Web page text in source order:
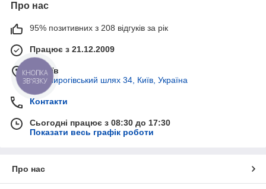
Про нас
95% позитивних з 208 відгуків за рік
Працює з 21.12.2009
м. Київ
вул. Пирогівський шлях 34, Київ, Україна
Контакти
Сьогодні працює з 08:30 до 17:30
Показати весь графік роботи
Про нас
КНОПКА
ЗВ'ЯЗКУ